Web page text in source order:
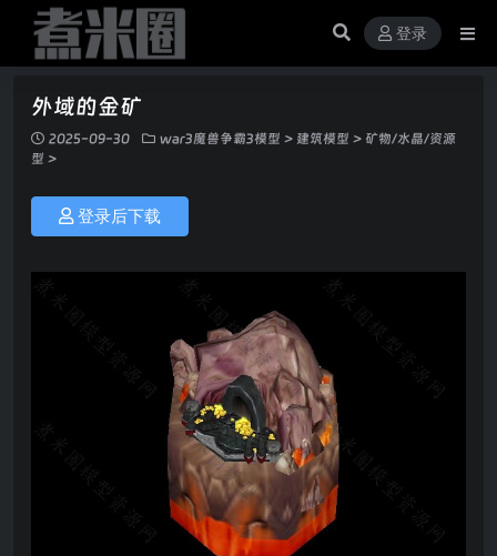
登录
外域的金矿
2025-09-30 war3魔兽争霸3模型 > 建筑模型 > 矿物/水晶/资源
型 >
登录后下载